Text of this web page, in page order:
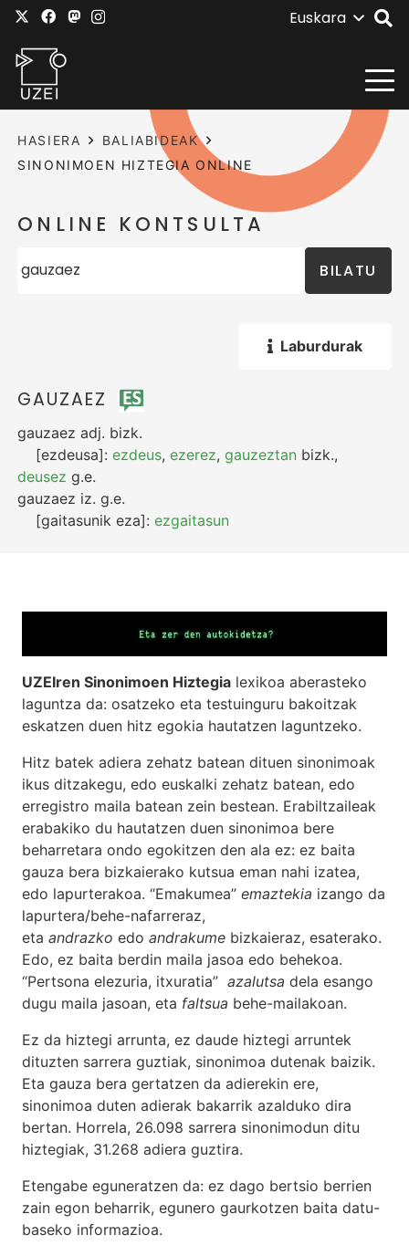
Euskara
HASIERA
BALIABIDEAK
SINONIMOEN HIZTEGIA ONLINE
ONLINE KONTSULTA
BILATU
Laburdurak
GAUZAEZ
gauzaez adj. bizk.
[ezdeusa]:ezdeus,ezerez,gauzeztan bizk.,
deusez g.e.
gauzaez iz. g.e.
[gaitasunik eza]:ezgaitasun
UZEIren Sinonimoen Hiztegia lexikoa aberasteko
laguntza da: osatzeko eta testuinguru bakoitzak
eskatzen duen hitz egokia hautatzen laguntzeko.
Hitz batek adiera zehatz batean dituen sinonimoak
ikus ditzakegu, edo euskalki zehatz batean, edo
erregistro maila batean zein bestean. Erabiltzaileak
erabakiko du hautatzen duen sinonimoa bere
beharretara ondo egokitzen den ala ez: ez baita
gauza bera bizkaierako kutsua eman nahi izatea,
edo lapurterakoa. “Emakumea” emaztekia izango da
lapurtera/behe-nafarreraz,
eta andrazko edo andrakume bizkaieraz, esaterako.
Edo, ez baita berdin maila jasoa edo behekoa.
“Pertsona elezuria, itxuratia” azalutsa dela esango
dugu maila jasoan, eta faltsua behe-mailakoan.
Ez da hiztegi arrunta, ez daude hiztegi arruntek
dituzten sarrera guztiak, sinonimoa dutenak baizik.
Eta gauza bera gertatzen da adierekin ere,
sinonimoa duten adierak bakarrik azalduko dira
bertan. Horrela, 26.098 sarrera sinonimodun ditu
hiztegiak, 31.268 adiera guztira.
Etengabe eguneratzen da: ez dago bertsio berrien
zain egon beharrik, egunero gaurkotzen baita datu-
baseko informazioa.